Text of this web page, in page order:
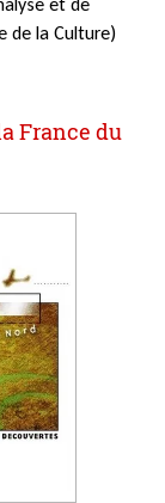
et de
de la Culture)
France du